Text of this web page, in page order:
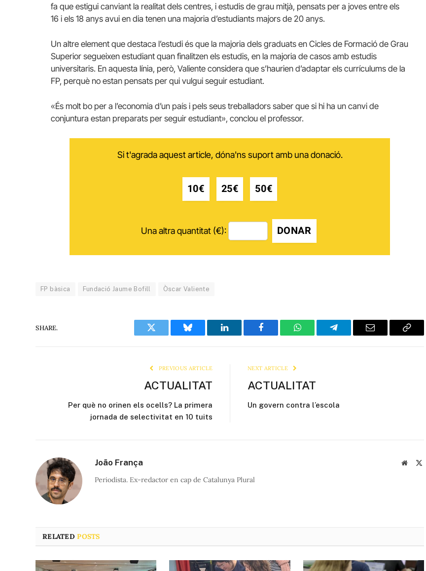
fa que estigui canviant la realitat dels centres, i estudis de grau mitjà, pensats per a joves entre els
16 i els 18 anys avui en dia tenen una majoria d’estudiants majors de 20 anys.
Un altre element que destaca l’estudi és que la majoria dels graduats en Cicles de Formació de Grau
Superior segueixen estudiant quan finalitzen els estudis, en la majoria de casos amb estudis
universitaris. En aquesta línia, però, Valiente considera que s’haurien d’adaptar els currículums de la
FP, perquè no estan pensats per qui vulgui seguir estudiant.
«És molt bo per a l’economia d’un país i pels seus treballadors saber que si hi ha un canvi de
conjuntura estan preparats per seguir estudiant», conclou el professor.
Si t'agrada aquest article, dóna'ns suport amb una donació.
10€ 25€ 50€
Una altra quantitat (€): DONAR
FP bàsica Fundació Jaume Bofill Òscar Valiente
SHARE.
Twitter Bluesky LinkedIn Facebook WhatsAppTelegram Email
Copy
PREVIOUS ARTICLE
ACTUALITAT
Per què no orinen els ocells? La primera
jornada de selectivitat en 10 tuits
NEXT ARTICLE
ACTUALITAT
Un govern contra l’escola
João França Website
Periodista. Ex-redactor en cap de Catalunya Plural
RELATEDPOSTS